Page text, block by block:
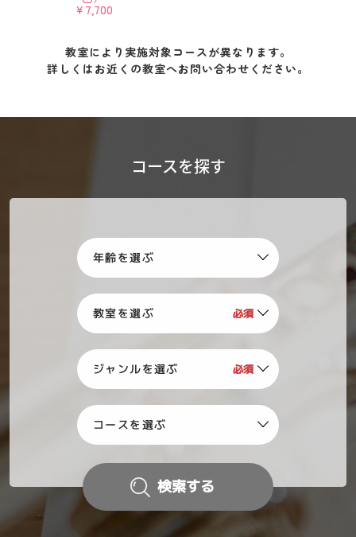
￥7,700
教室により実施対象コースが異なります。
詳しくはお近くの教室へお問い合わせください。
コースを探す
検索する